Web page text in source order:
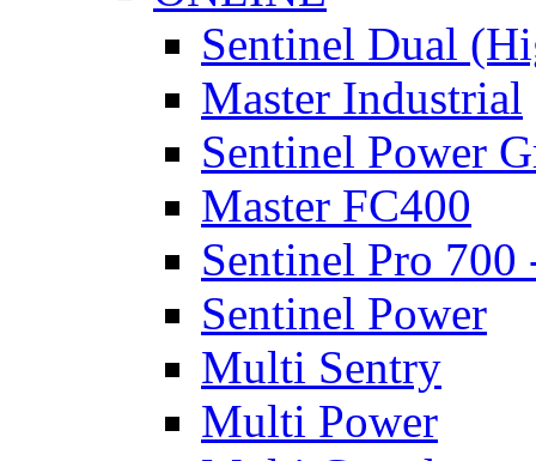
Sentinel Dual
Master Industrial
Sentinel Power
Master FC400
Sentinel Pro 700
Sentinel Power
Multi Sentry
Multi Power